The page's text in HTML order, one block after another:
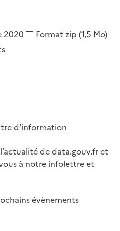
2020 Format zip (1,5 Mo)
d'information
de data.gouv.fr et
à notre infolettre et
évènements